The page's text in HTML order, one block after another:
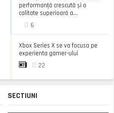
performanță crescută și o
calitate superioară a...
6
Xbox Series X se va focusa pe
experienta gamer-ului
22
SECTIUNI